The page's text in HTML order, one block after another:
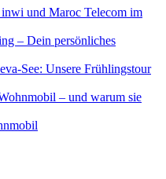
und Maroc Telecom im
– Dein persönliches
See: Unsere Frühlingstour
– und warum sie